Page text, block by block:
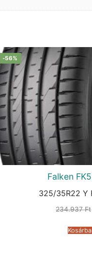
-56%
Falken
325/35R22 Y
234.937Ft